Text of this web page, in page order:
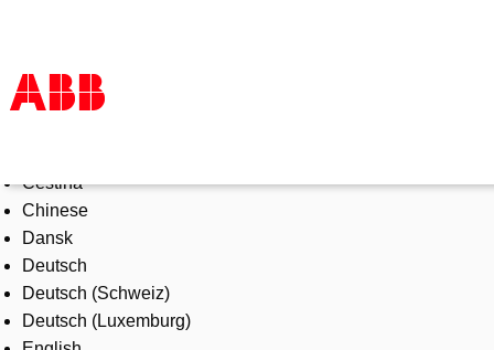
Products & Solutions
Industries
Services
About us
Where to buy
Contact us
Čeština
Chinese
Dansk
Deutsch
Deutsch (Schweiz)
Deutsch (Luxemburg)